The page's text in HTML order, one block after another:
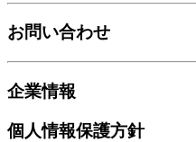
お問い合わせ
企業情報
個人情報保護方針